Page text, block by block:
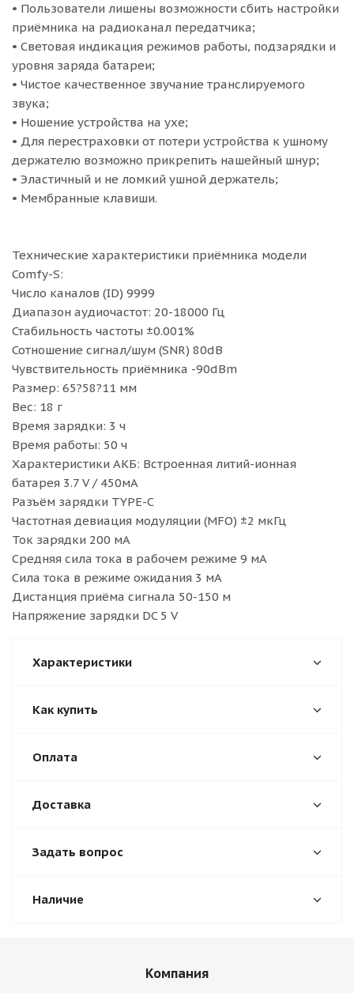
• Пользователи лишены возможности сбить настройки
приёмника на радиоканал передатчика;
• Световая индикация режимов работы, подзарядки и
уровня заряда батареи;
• Чистое качественное звучание транслируемого
звука;
• Ношение устройства на ухе;
• Для перестраховки от потери устройства к ушному
держателю возможно прикрепить нашейный шнур;
• Эластичный и не ломкий ушной держатель;
• Мембранные клавиши.
Технические характеристики приёмника модели
Comfy-S:
Число каналов (ID) 9999
Диапазон аудиочастот: 20-18000 Гц
Стабильность частоты ±0.001%
Сотношение сигнал/шум (SNR) 80dB
Чувствительность приёмника -90dBm
Размер: 65?58?11 мм
Вес: 18 г
Время зарядки: 3 ч
Время работы: 50 ч
Характеристики АКБ: Встроенная литий-ионная
батарея 3.7 V / 450мА
Разъём зарядки TYPE-C
Частотная девиация модуляции (MFO) ±2 мкГц
Ток зарядки 200 мА
Средняя сила тока в рабочем режиме 9 мА
Сила тока в режиме ожидания 3 мА
Дистанция приёма сигнала 50-150 м
Напряжение зарядки DC 5 V
Характеристики
Как купить
Оплата
Доставка
Задать вопрос
Наличие
Компания